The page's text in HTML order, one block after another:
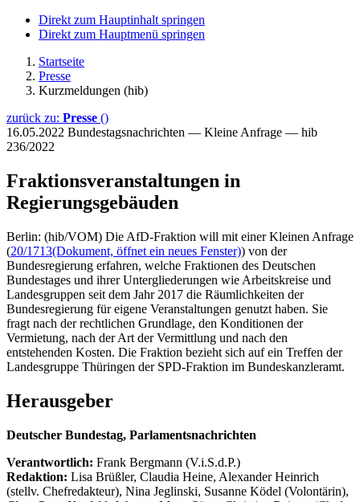
Direkt zum Hauptinhalt springen
Direkt zum Hauptmenü springen
Startseite
Presse
Kurzmeldungen (hib)
zurück zu: Presse ()
16.05.2022 Bundestagsnachrichten — Kleine Anfrage — hib
236/2022
Fraktionsveranstaltungen in
Regierungsgebäuden
Berlin: (hib/VOM) Die AfD-Fraktion will mit einer Kleinen Anfrage
(20/1713(Dokument, öffnet ein neues Fenster)) von der
Bundesregierung erfahren, welche Fraktionen des Deutschen
Bundestages und ihrer Untergliederungen wie Arbeitskreise und
Landesgruppen seit dem Jahr 2017 die Räumlichkeiten der
Bundesregierung für eigene Veranstaltungen genutzt haben. Sie
fragt nach der rechtlichen Grundlage, den Konditionen der
Vermietung, nach der Art der Vermittlung und nach den
entstehenden Kosten. Die Fraktion bezieht sich auf ein Treffen der
Landesgruppe Thüringen der SPD-Fraktion im Bundeskanzleramt.
Herausgeber
Deutscher Bundestag, Parlamentsnachrichten
Verantwortlich: Frank Bergmann (V.i.S.d.P.)
Redaktion: Lisa Brüßler, Claudia Heine, Alexander Heinrich
(stellv. Chefredakteur), Nina Jeglinski, Susanne Ködel (Volontärin),